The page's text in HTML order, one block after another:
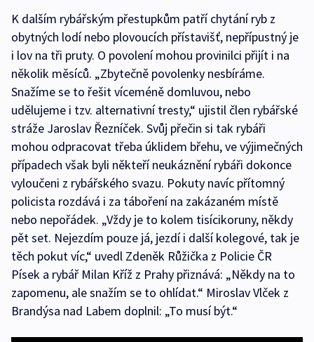
K dalším rybářským přestupkům patří chytání ryb z
obytných lodí nebo plovoucích přístavišť, nepřípustný je
i lov na tři pruty. O povolení mohou provinilci přijít i na
několik měsíců. „Zbytečně povolenky nesbíráme.
Snažíme se to řešit víceméně domluvou, nebo
udělujeme i tzv. alternativní tresty,“ ujistil člen rybářské
stráže Jaroslav Řezníček. Svůj přečin si tak rybáři
mohou odpracovat třeba úklidem břehu, ve výjimečných
případech však byli někteří neukáznění rybáři dokonce
vyloučeni z rybářského svazu. Pokuty navíc přítomný
policista rozdává i za táboření na zakázaném místě
nebo nepořádek. „Vždy je to kolem tisícikoruny, někdy
pět set. Nejezdím pouze já, jezdí i další kolegové, tak je
těch pokut víc,“ uvedl Zdeněk Růžička z Policie ČR
Písek a rybář Milan Kříž z Prahy přiznává: „Někdy na to
zapomenu, ale snažím se to ohlídat.“ Miroslav Vlček z
Brandýsa nad Labem doplnil: „To musí být.“